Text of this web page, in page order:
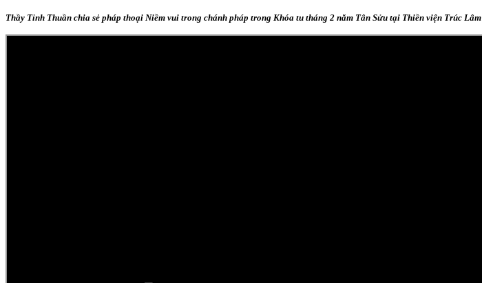
Thầy Tỉnh Thuần chia sẻ pháp thoại Niềm vui trong chánh pháp trong Khóa tu tháng 2 năm Tân Sửu tại Thiền viện Trúc